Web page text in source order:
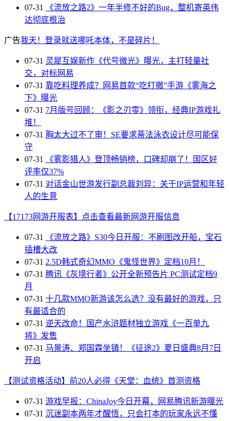
07-31
《流放之路2》一年半修不好的Bug，整机寄英伟
达彻底根治
广告我天！登录就送哪吒本体，不是碎片！
07-31 灵犀互娱新作《代号微光》曝光，主打轻量社
交，对标网易
07-31 靠吃料理养成？网易首款“吃打撤”手游《雾海之
下》曝光
07-31 7月版号回顾：《影之刃零》领衔，经典IP游戏扎
堆！
07-31 胸太大过不了审！SE要求蒂法泳衣设计尽可能保
守
07-31
《雾影猎人》登顶畅销榜，口碑却崩了！国区好
评率仅37%
07-31 对话金山世游发行副总裁刘异：关于IP运营和年轻
人的生意
【17173网游开服表】点击查看最新网游开服信息
07-31
《流放之路》S30今日开服：不刷图改开船，宝石
插槽大改
07-31 2.5D韩式奇幻MMO《鬼怪世界》定档10月！
07-31 腾讯《灰境行者》公开全新预告片 PC测试定档9
月
07-31 十几款MMO新游该怎么选？没有最好的游戏，只
有最适合的
07-31 逆天改命！国产水浒题材独立游戏《一百单九
将》发售
07-31 马景涛、郑国霖坐镇！《征途2》夏日盛典8月7日
开启
【测试资格活动】前20人必得《天堂：血统》首测资格
07-31 游戏早报：ChinaJoy今日开幕，网易腾讯新游曝光
07-31 沉迷副本两年才醒悟，只会打本的玩家永远不懂